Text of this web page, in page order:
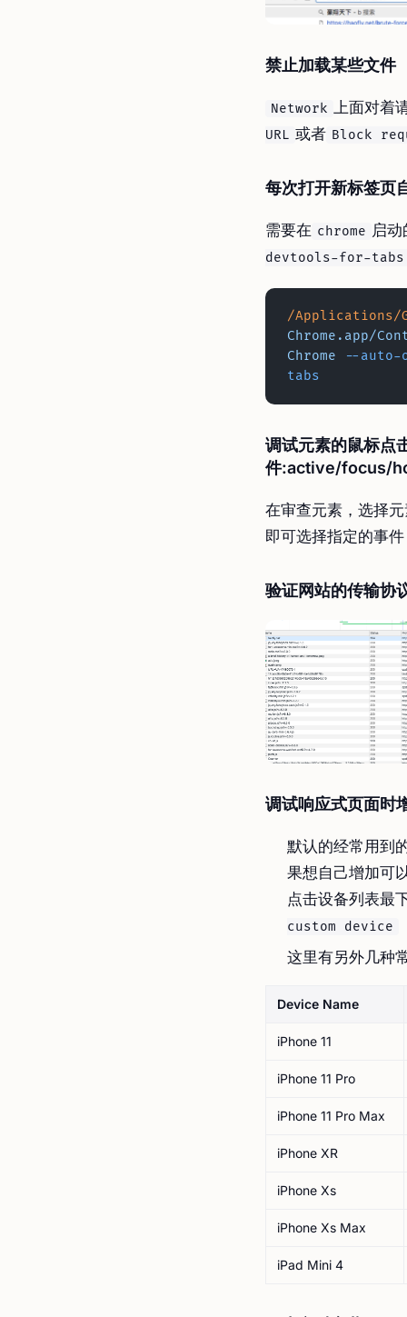
禁止加载某些文件
Network 上面对着
URL 或者 Block
每次打开新标签页
需要在 chrome 启
devtools-for-tabs
/Applications/
Chrome.app/
Chrome --auto-
tabs
调试元素的鼠标点
件:active/focus/
在审查元素，选择
即可选择指定的事件
验证网站的传输协
调试响应式页面时
默认的经常用到
果想自己增加可
点击设备列表最
custom device
这里有另外几种
Device Name
iPhone 11
iPhone 11 Pro
iPhone 11 Pro Max
iPhone XR
iPhone Xs
iPhone Xs Max
iPad Mini 4